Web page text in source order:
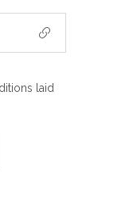
laid